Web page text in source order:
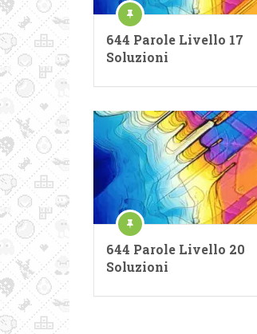
644 Parole Livello 17
Soluzioni
644 Parole Livello 20
Soluzioni